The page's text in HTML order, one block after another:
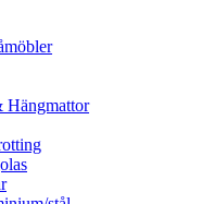
Hängmattor